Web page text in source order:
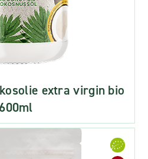
extra virgin bio
600ml